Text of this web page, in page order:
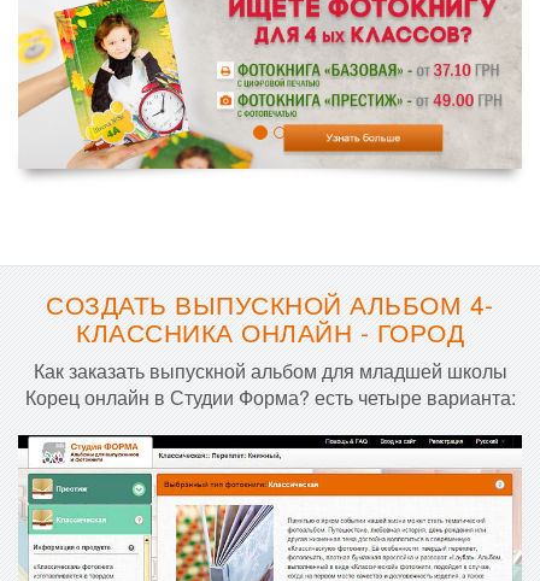
СОЗДАТЬ ВЫПУСКНОЙ АЛЬБОМ 4-
КЛАССНИКА ОНЛАЙН - ГОРОД
Как заказать выпускной альбом для младшей школы
Корец онлайн в Студии Форма? есть четыре варианта: